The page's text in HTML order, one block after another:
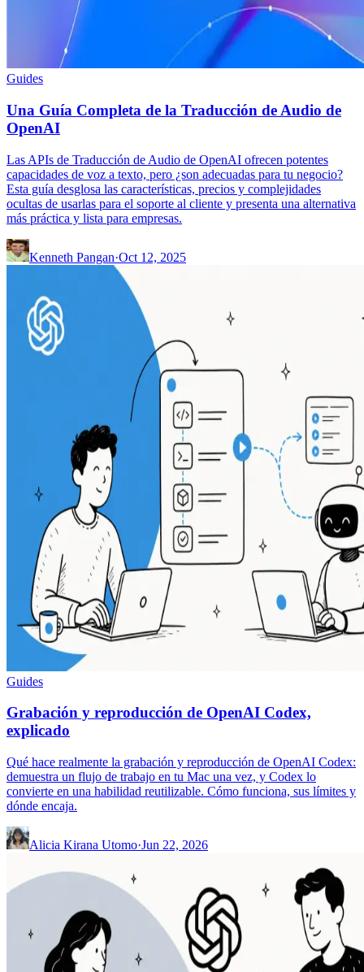
Guides
Una Guía Completa de la Traducción de Audio de
OpenAI
Las APIs de Traducción de Audio de OpenAI ofrecen potentes
capacidades de voz a texto, pero ¿son adecuadas para tu negocio?
Esta guía desglosa las características, precios y complejidades
ocultas de usarlas para el soporte al cliente y presenta una alternativa
más práctica y lista para empresas.
Kenneth Pangan·Oct 12, 2025
Guides
Grabación y reproducción de OpenAI Codex,
explicado
Qué hace realmente la grabación y reproducción de OpenAI Codex:
demuestra un flujo de trabajo en tu Mac una vez, y Codex lo
convierte en una habilidad reutilizable. Cómo funciona, sus límites y
dónde encaja.
Alicia Kirana Utomo·Jun 22, 2026